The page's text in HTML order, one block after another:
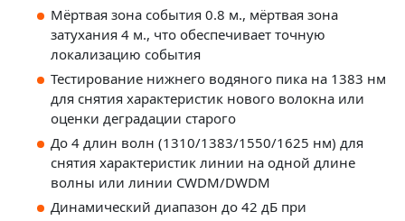
Мёртвая зона события 0.8 м., мёртвая зона
затухания 4 м., что обеспечивает точную
локализацию события
Тестирование нижнего водяного пика на 1383 нм
для снятия характеристик нового волокна или
оценки деградации старого
До 4 длин волн (1310/1383/1550/1625 нм) для
снятия характеристик линии на одной длине
волны или линии CWDM/DWDM
Динамический диапазон до 42 дБ при